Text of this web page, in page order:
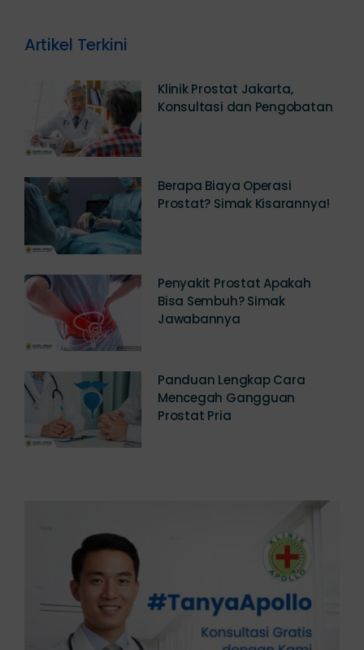
Klinik Prostat Jakarta,
Berapa Biaya Operasi
Penyakit Prostat Apakah
Bisa Sembuh? Simak
Panduan Lengkap Cara
Mencegah Gangguan